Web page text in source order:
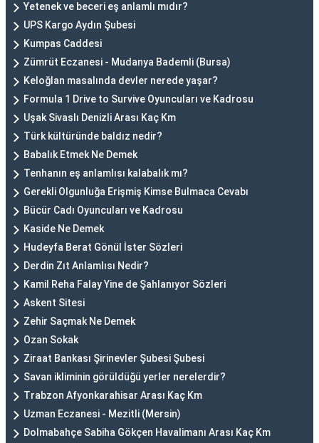
Yetenek ve beceri eş anlamlı mıdır?
UPS Kargo Aydın Şubesi
Kumpas Caddesi
Zümrüt Eczanesi - Mudanya Bademli (Bursa)
Keloğlan masalında devler nerede yaşar?
Formula 1 Drive to Survive Oyuncuları ve Kadrosu
Uşak Sivaslı Denizli Arası Kaç Km
Türk kültüründe baldız nedir?
Babalık Etmek Ne Demek
Tenhanın eş anlamlısı kalabalık mı?
Gerekli Olgunluğa Erişmiş Kimse Bulmaca Cevabı
Bücür Cadı Oyuncuları ve Kadrosu
Kaside Ne Demek
Hudeyfa Berat Gönül İster Sözleri
Derdin Zıt Anlamlısı Nedir?
Kamil Reha Falay Yine de Şahlanıyor Sözleri
Askent Sitesi
Zehir Saçmak Ne Demek
Ozan Sokak
Ziraat Bankası Şirinevler Şubesi Şubesi
Savan ikliminin görüldüğü yerler nerelerdir?
Trabzon Afyonkarahisar Arası Kaç Km
Uzman Eczanesi - Mezitli (Mersin)
Dolmabahçe Sabiha Gökçen Havalimanı Arası Kaç Km